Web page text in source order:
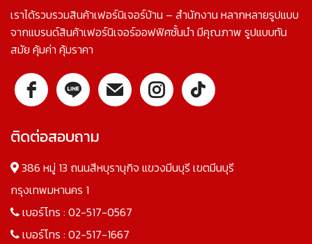
เราได้รวบรวมสินค้าเฟอร์นิเจอร์บ้าน – สำนักงาน หลากหลายรูปแบบ
จากแบรนด์สินค้าเฟอร์นิเจอร์ออฟฟิศชั้นนำ มีคุณภาพ รูปแบบทัน
สมัย คุ้มค่า คุ้มราคา
ติดต่อสอบถาม
386 หมู่ 13 ถนนสีหบุรานุกิจ แขวงมีนบุรี เขตมีนบุรี
กรุงเทพมหานคร 1
เบอร์โทร : 02-517-0567
เบอร์โทร : 02-517-1667